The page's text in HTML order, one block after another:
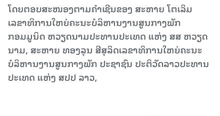
ໂດຍຕອບ​ສະ​ໜອງ​ຕາມ​ຄຳ​ເຊີນ​ຂອງ ສະ​ຫາຍ ໂຕເລິມ
ເລຂາທິການໃຫຍ່ຄະນະບໍລິຫານງານສູນກາງພັກ
ກອມມູນິດ ຫວຽດນາມປະ​ທານ​ປະ​ເທດ ແຫ່ງ ສສ ຫວຽດ​
ນາມ, ສະ​ຫາຍ ທອງລຸນ ສີສຸລິດເລຂາທິການໃຫຍ່ຄະນະ
ບໍລິຫານງານສູນກາງພັກ ປະຊາຊົນ ປະຕິວັດລາວປະ​ທານ​
ປະ​ເທດ ແຫ່ງ ສປປ ​ລາວ,